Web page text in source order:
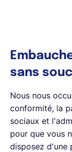
sans
Nous nous
conformité, la
sociaux et
pour que vous
disposez d'une